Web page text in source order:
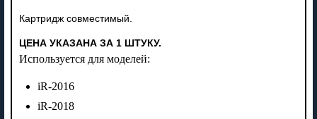
Картридж совместимый.
ЦЕНА УКАЗАНА ЗА 1 ШТУКУ.
Используется для моделей:
iR-2016
iR-2018